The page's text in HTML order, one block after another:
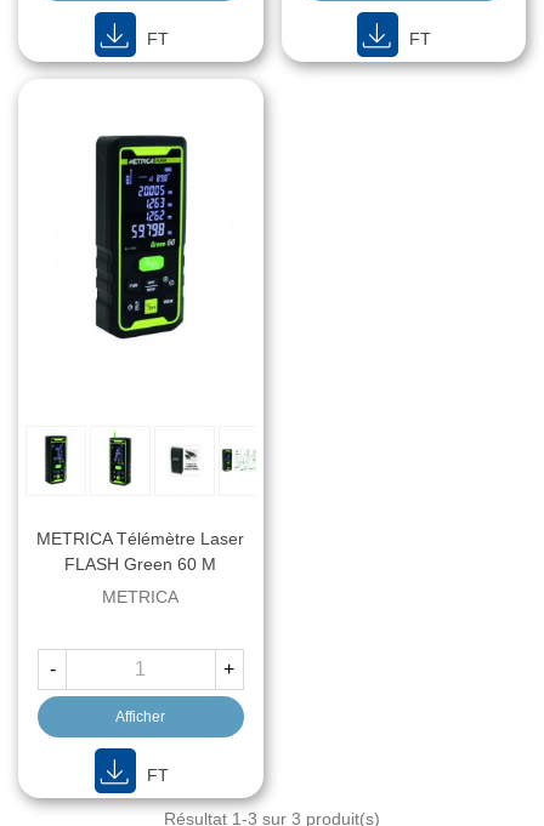
FT FT
METRICA Télémètre Laser
FLASH Green 60 M
METRICA
- +
Afficher
FT
Résultat 1-3 sur 3 produit(s)